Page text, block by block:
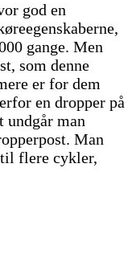
god en
gange. Men
som denne
er for dem
en dropper på
undgår man
Man
til flere cykler,